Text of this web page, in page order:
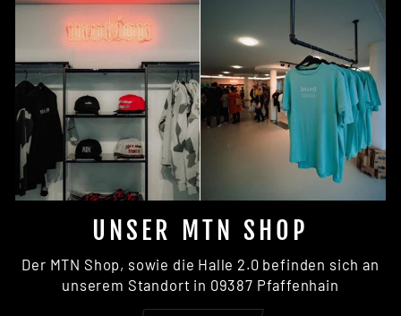
UNSER MTN SHOP
Der MTN Shop, sowie die Halle 2.0 befinden sich an
unserem Standort in 09387 Pfaffenhain